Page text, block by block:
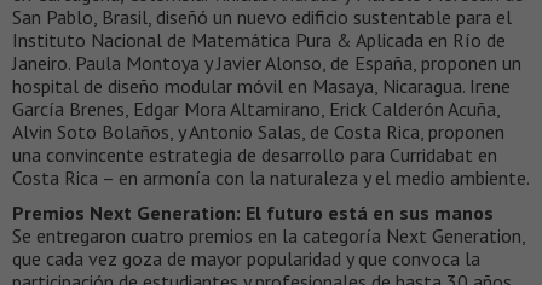
San Pablo, Brasil, diseñó un nuevo edificio sustentable para el
Instituto Nacional de Matemática Pura & Aplicada en Río de
Janeiro. Paula Montoya y Javier Alonso, de España, proponen un
hospital de diseño modular móvil en Masaya, Nicaragua. Irene
García Brenes, Edgar Mora Altamirano, Erick Calderón Acuña,
Alvin Soto Bolaños, y Antonio Salas, de Costa Rica, proponen
una convincente estrategia de desarrollo para Curridabat en
Costa Rica – en armonía con la naturaleza y el medio ambiente.
Premios Next Generation: El futuro está en sus manos
Se entregaron cuatro premios en la categoría Next Generation,
que cada vez goza de mayor popularidad y que convoca la